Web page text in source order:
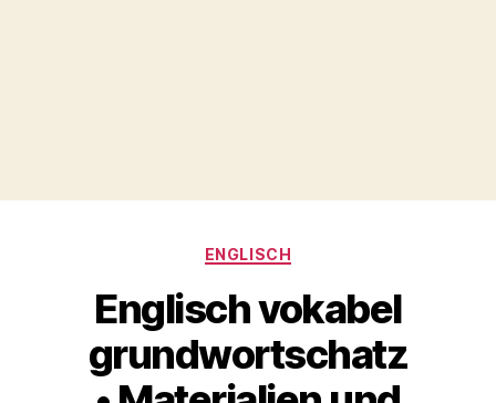
Categories
ENGLISCH
Englisch vokabel
grundwortschatz